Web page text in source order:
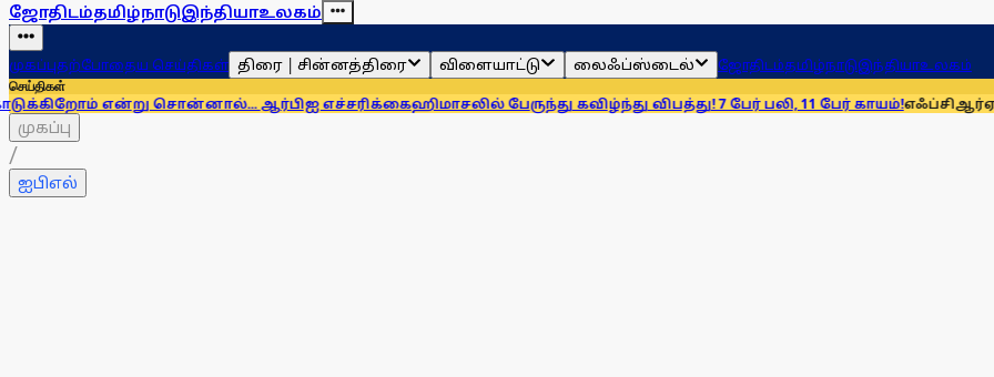
ஜோதிடம்தமிழ்நாடுஇந்தியாஉலகம்
முகப்புதற்போதைய செய்திகள் திரை | சின்னத்திரை விளையாட்டு லைஃப்ஸ்டைல் ஜோதிடம்தமிழ்நாடுஇந்தியாஉலகம்
செய்திகள்
சொன்னால்... ஆர்பிஐ எச்சரிக்கைஹிமாசலில் பேருந்து கவிழ்ந்து விபத்து! 7 பேர் பலி, 11 பேர் காயம்! எஃப்சிஆர்ஏ சட்டத்தைத்
முகப்பு
/
ஐபிஎல்